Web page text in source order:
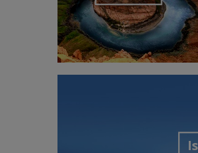
Découvrir la destination